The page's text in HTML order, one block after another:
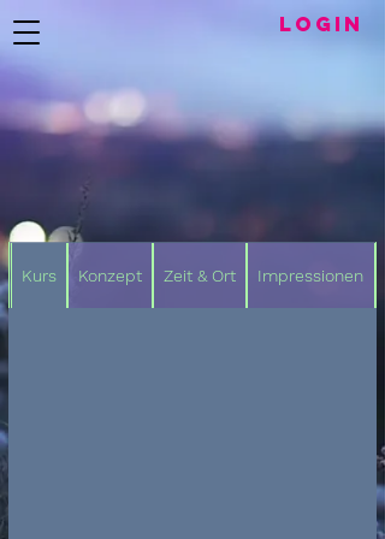
LogIN
Kurs Konzept Zeit & Ort Impressionen